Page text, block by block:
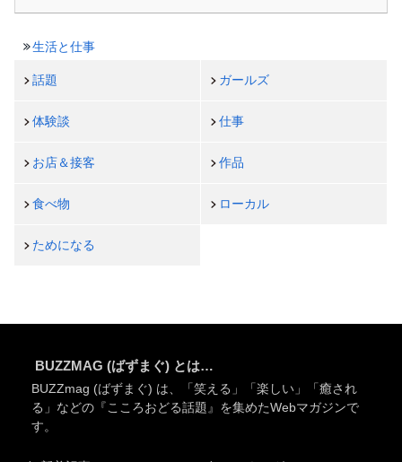
生活と仕事
話題 ガールズ
体験談 仕事
お店＆接客 作品
食べ物 ローカル
ためになる
BUZZMAG (ばずまぐ) とは…
BUZZmag (ばずまぐ) は、「笑える」「楽しい」「癒され
る」などの『こころおどる話題』を集めたWebマガジンで
す。